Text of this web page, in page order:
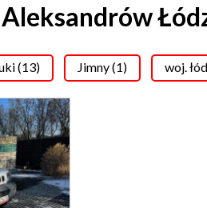
(13) Jimny (1) woj.